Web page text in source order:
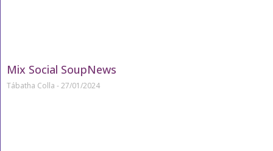
Mix Social SoupNews
Tábatha Colla 27/01/2024